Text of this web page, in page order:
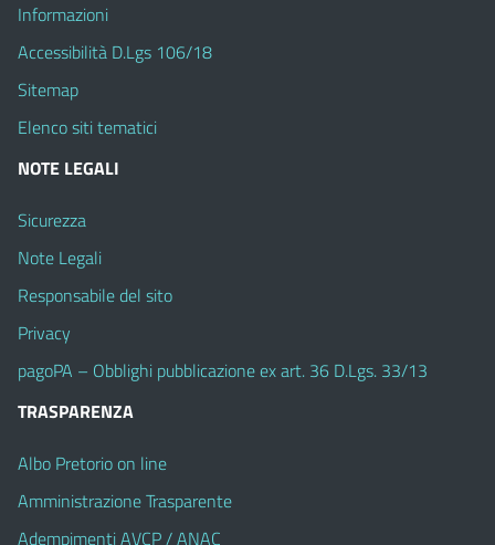
Informazioni
Accessibilità D.Lgs 106/18
Sitemap
Elenco siti tematici
NOTE LEGALI
Sicurezza
Note Legali
Responsabile del sito
Privacy
pagoPA – Obblighi pubblicazione ex art. 36 D.Lgs. 33/13
TRASPARENZA
Albo Pretorio on line
Amministrazione Trasparente
Adempimenti AVCP / ANAC